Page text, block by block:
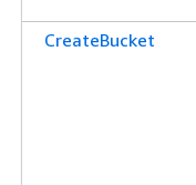
CreateBucket